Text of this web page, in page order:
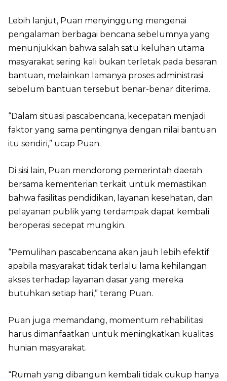
Lebih lanjut, Puan menyinggung mengenai
pengalaman berbagai bencana sebelumnya yang
menunjukkan bahwa salah satu keluhan utama
masyarakat sering kali bukan terletak pada besaran
bantuan, melainkan lamanya proses administrasi
sebelum bantuan tersebut benar-benar diterima.
“Dalam situasi pascabencana, kecepatan menjadi
faktor yang sama pentingnya dengan nilai bantuan
itu sendiri,” ucap Puan.
Di sisi lain, Puan mendorong pemerintah daerah
bersama kementerian terkait untuk memastikan
bahwa fasilitas pendidikan, layanan kesehatan, dan
pelayanan publik yang terdampak dapat kembali
beroperasi secepat mungkin.
“Pemulihan pascabencana akan jauh lebih efektif
apabila masyarakat tidak terlalu lama kehilangan
akses terhadap layanan dasar yang mereka
butuhkan setiap hari,” terang Puan.
Puan juga memandang, momentum rehabilitasi
harus dimanfaatkan untuk meningkatkan kualitas
hunian masyarakat.
“Rumah yang dibangun kembali tidak cukup hanya